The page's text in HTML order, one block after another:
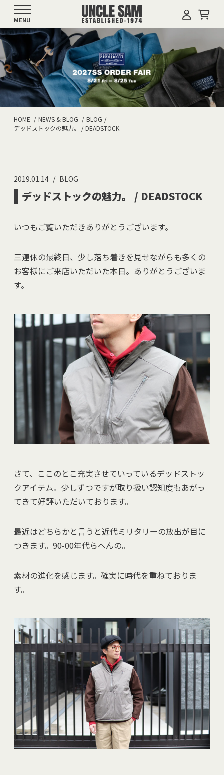
MENU
HOME NEWS & BLOG
BLOG
デッドストックの魅力。 / DEADSTOCK
2019.01.14 BLOG
デッドストックの魅力。 / DEADSTOCK
いつもご覧いただきありがとうございます。
三連休の最終日、少し落ち着きを見せながらも多くの
お客様にご来店いただいた本日。ありがとうございま
す。
さて、ここのとこ充実させていっているデッドストッ
クアイテム。少しずつですが取り扱い認知度もあがっ
てきて好評いただいております。
最近はどちらかと言うと近代ミリタリーの放出が目に
つきます。90-00年代らへんの。
素材の進化を感じます。確実に時代を重ねておりま
す。